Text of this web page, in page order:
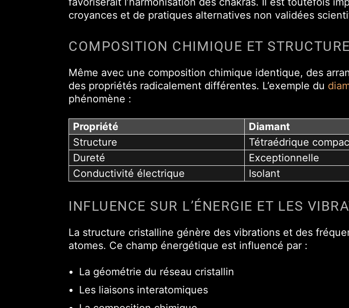
croyances et de pratiques alternatives non validées
COMPOSITION CHIMIQUE ET STRUCTURE
Même avec une composition chimique identique, des
des propriétés radicalement différentes. L’exemple du
phénomène :
Propriété Diamant
Structure
Tétraédrique
Dureté
Exceptionnelle
Conductivité électrique
Isolant
INFLUENCE SUR L’ÉNERGIE ET LES
La structure cristalline génère des vibrations et des
atomes. Ce champ énergétique est influencé par :
La géométrie du réseau cristallin
Les liaisons interatomiques